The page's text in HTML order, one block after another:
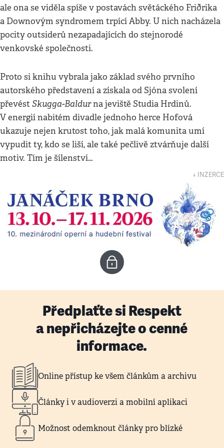
ale ona se viděla spíše v postavách světáckého Friðrika
a Downovým syndromem trpící Abby. U nich nacházela
pocity outsiderů nezapadajících do stejnorodé
venkovské společnosti.
Proto si knihu vybrala jako základ svého prvního
autorského představení a získala od Sjóna svolení
převéstSkugga-Baldurna jeviště Studia Hrdinů.
V energií nabitém divadle jednoho herce Hofová
ukazuje nejen krutost toho, jak malá komunita umí
vypudit ty, kdo se liší, ale také pečlivě ztvárňuje další
motiv. Tím je šílenství…
↓ INZERCE
Předplaťte si Respekt
a nepřicházejte o cenné
informace.
Online přístup ke všem článkům a archivu
Články i v audioverzi a mobilní aplikaci
Možnost odemknout články pro blízké